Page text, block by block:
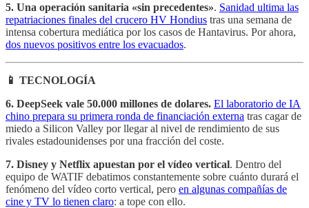
5. Una operación sanitaria «sin precedentes». Sanidad ultima las
repatriaciones finales del crucero HV Hondius tras una semana de
intensa cobertura mediática por los casos de Hantavirus. Por ahora,
dos nuevos positivos entre los evacuados.
📱 TECNOLOGÍA
6. DeepSeek vale 50.000 millones de dolares. El laboratorio de IA
chino prepara su primera ronda de financiación externa tras cagar de
miedo a Silicon Valley por llegar al nivel de rendimiento de sus
rivales estadounidenses por una fracción del coste.
7. Disney y Netflix apuestan por el vídeo vertical. Dentro del
equipo de WATIF debatimos constantemente sobre cuánto durará el
fenómeno del vídeo corto vertical, pero en algunas compañías de
cine y TV lo tienen claro: a tope con ello.